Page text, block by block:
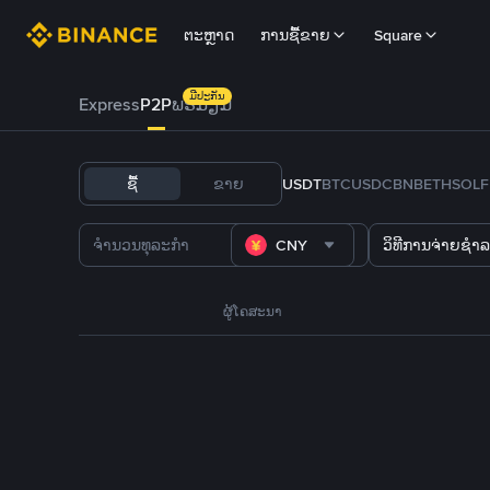
ຕະຫຼາດ ການຊື້ຂາຍ Square
ExpressP2Pພຣີມຽມ
ມີປະກັນ
ຊື້ ຂາຍ USDTBTCUSDCBNBETHSOL
CNY ວິທີການຈ່າຍຊຳ
ຜູ້ໂຄສະນາ